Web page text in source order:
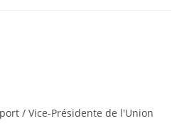
/ Vice-Présidente de l'Union